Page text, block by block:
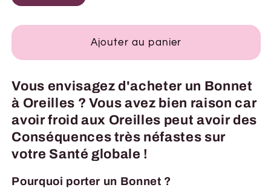
Ajouter au panier
Vous envisagez d'acheter un Bonnet
à Oreilles ? Vous avez bien raison car
avoir froid aux Oreilles peut avoir des
Conséquences très néfastes sur
votre Santé globale !
Pourquoi porter un Bonnet ?